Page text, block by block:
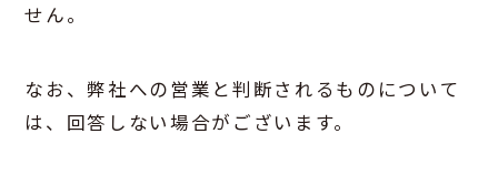
せん。
なお、弊社への営業と判断されるものについて
は、回答しない場合がございます。